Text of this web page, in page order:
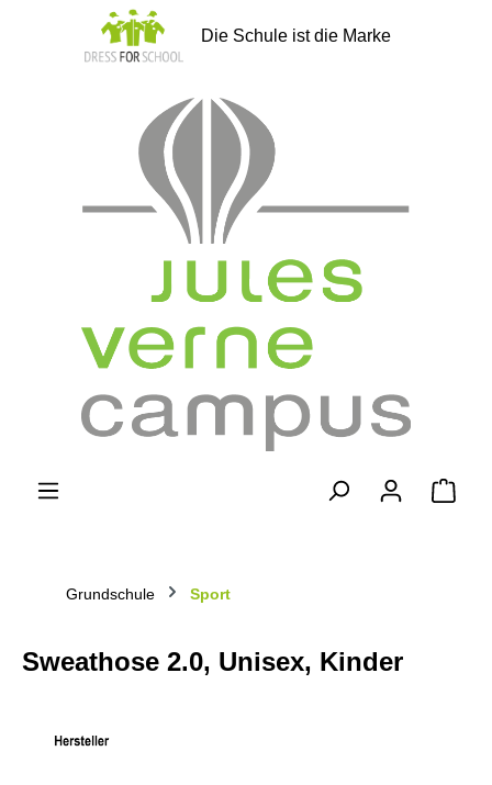
springen
Die Schule ist die Marke
Grundschule Sport
Sweathose 2.0, Unisex, Kinder